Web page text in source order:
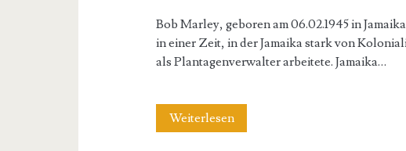
Bob Marley, geboren am 06.02.1945 in
in einer Zeit, in der Jamaika stark von
als Plantagenverwalter arbeitete. Jamaika…
WeiterlesenBob